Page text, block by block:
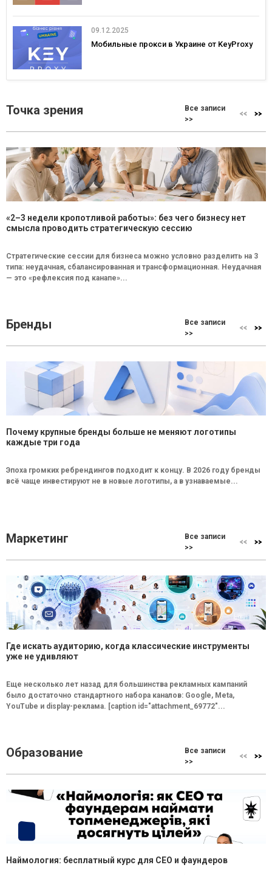
09.12.2025
Мобильные прокси в Украине от KeyProxy
Точка зрения
Все записи
>>
«2–3 недели кропотливой работы»: без чего бизнесу нет
смысла проводить стратегическую сессию
Стратегические сессии для бизнеса можно условно разделить на 3
типа: неудачная, сбалансированная и трансформационная. Неудачная
— это «рефлексия под канапе»...
Бренды
Все записи
>>
Почему крупные бренды больше не меняют логотипы
каждые три года
Эпоха громких ребрендингов подходит к концу. В 2026 году бренды
всё чаще инвестируют не в новые логотипы, а в узнаваемые...
Маркетинг
Все записи
>>
Где искать аудиторию, когда классические инструменты
уже не удивляют
Еще несколько лет назад для большинства рекламных кампаний
было достаточно стандартного набора каналов: Google, Meta,
YouTube и display-реклама. [caption id="attachment_69772"...
Образование
Все записи
>>
Наймология: бесплатный курс для CEO и фаундеров